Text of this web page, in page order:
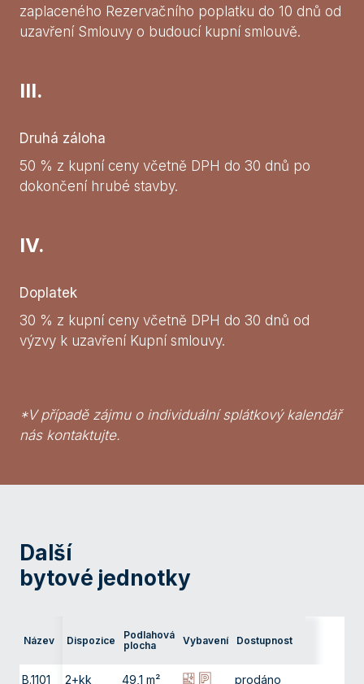
zaplaceného Rezervačního poplatku do 10 dnů od
uzavření Smlouvy o budoucí kupní smlouvě.
III.
Druhá záloha
50 % z kupní ceny včetně DPH do 30 dnů po
dokončení hrubé stavby.
IV.
Doplatek
30 % z kupní ceny včetně DPH do 30 dnů od
výzvy k uzavření Kupní smlouvy.
*V případě zájmu o individuální splátkový kalendář
nás kontaktujte.
Další
bytové jednotky
Název Dispozice
Podlahová
plocha
Vybavení Dostupnost
B.1101 2+kk 49,1 m² prodáno